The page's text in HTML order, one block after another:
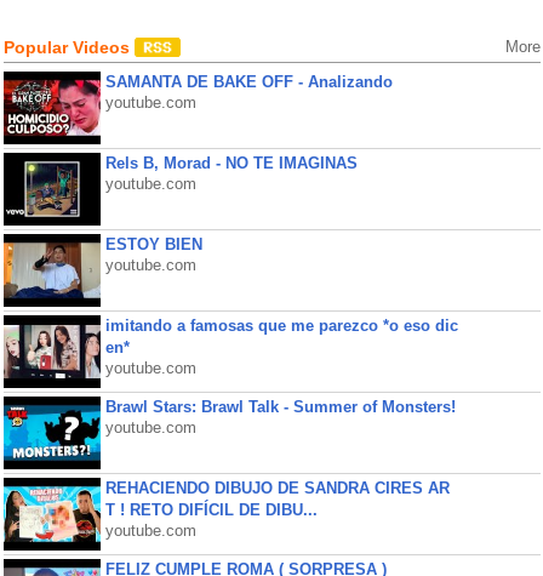
Popular Videos More
SAMANTA DE BAKE OFF - Analizando
youtube.com
Rels B, Morad - NO TE IMAGINAS
youtube.com
ESTOY BIEN
youtube.com
imitando a famosas que me parezco *o eso dic
en*
youtube.com
Brawl Stars: Brawl Talk - Summer of Monsters!
youtube.com
REHACIENDO DIBUJO DE SANDRA CIRES AR
T ! RETO DIFÍCIL DE DIBU...
youtube.com
FELIZ CUMPLE ROMA ( SORPRESA )